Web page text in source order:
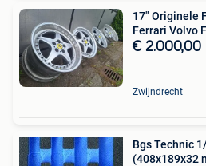
17" Originele
Ferrari Volvo
€ 2.000,00
Zwijndrecht
Bgs Technic
(408x189x32